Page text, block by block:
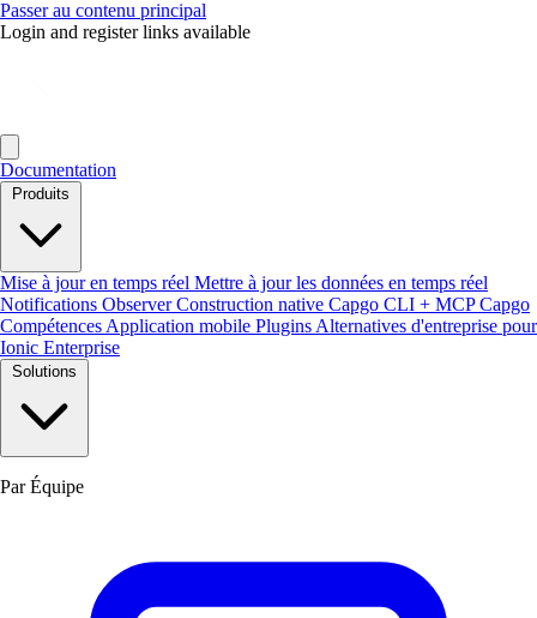
Passer au contenu principal
Login and register links available
Documentation
Produits
Mise à jour en temps réel Mettre à jour les données en temps réel
Notifications ObserverConstruction native Capgo CLI + MCPCapgo
Compétences Application mobile Plugins Alternatives d'entreprise pour
Ionic Enterprise
Solutions
Par Équipe